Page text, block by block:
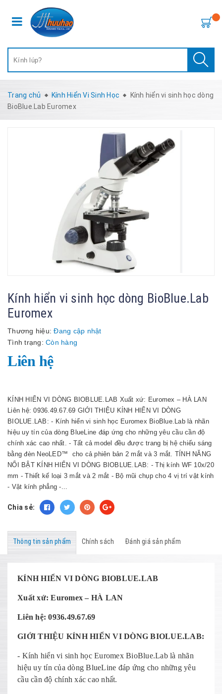
Trang chủ Kính Hiển Vi Sinh Học
Kính hiển vi sinh học dòng
BioBlue.Lab Euromex
Kính hiển vi sinh học dòng BioBlue.Lab
Euromex
Thương hiệu: Đang cập nhật
Tình trạng: Còn hàng
Liên hệ
KÍNH HIỂN VI DÒNG BIOBLUE.LAB Xuất xứ: Euromex – HÀ LAN
Liên hệ: 0936.49.67.69 GIỚI THIỆU KÍNH HIỂN VI DÒNG
BIOLUE.LAB: - Kính hiển vi sinh học Euromex BioBlue.Lab là nhãn
hiệu uy tín của dòng BlueLine đáp ứng cho những yêu cầu cần độ
chính xác cao nhất. - Tất cả model đều được trang bị hệ chiếu sáng
bằng đèn NeoLED™ cho cả phiên bản 2 mắt và 3 mắt. TÍNH NĂNG
NỔI BẬT KÍNH HIỂN VI DÒNG BIOBLUE.LAB: - Thị kính WF 10x/20
mm - Thiết kế loại 3 mắt và 2 mắt - Bộ mũi chụp cho 4 vị trí vật kính
- Vật kính phẳng -...
Chia sẻ:
Thông tin sản phẩm Chính sách Đánh giá sản phẩm
KÍNH HIỂN VI DÒNG BIOBLUE.LAB
Xuất xứ: Euromex – HÀ LAN
Liên hệ: 0936.49.67.69
GIỚI THIỆU KÍNH HIỂN VI DÒNG BIOLUE.LAB:
- Kính hiển vi sinh học Euromex BioBlue.Lab là nhãn
hiệu uy tín của dòng BlueLine đáp ứng cho những yêu
cầu cần độ chính xác cao nhất.